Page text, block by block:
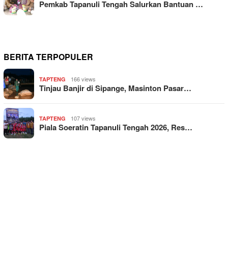
Pemkab Tapanuli Tengah Salurkan Bantuan …
BERITA TERPOPULER
TAPTENG 166 views
Tinjau Banjir di Sipange, Masinton Pasar…
TAPTENG 107 views
Piala Soeratin Tapanuli Tengah 2026, Res…